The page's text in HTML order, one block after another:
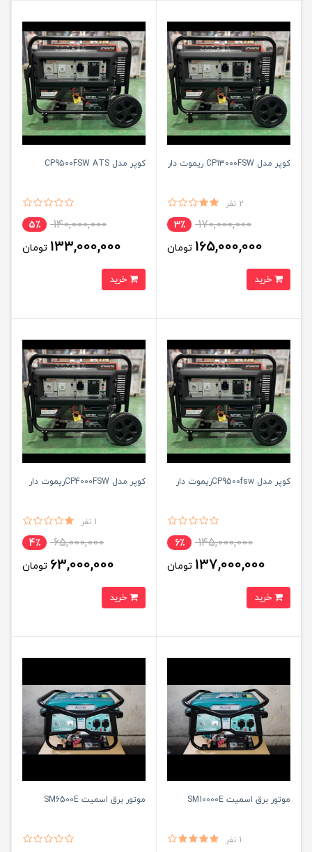
کوپر مدل CP13000FSW ریموت دار
2 نفر
170,000,000 3٪
165,000,000 تومان
کوپر مدل CP9500FSW ATS
140,000,000 5٪
133,000,000 تومان
کوپر مدل CP9500fswریموت دار
145,000,000 6٪
137,000,000 تومان
کوپر مدل CP4000FSWریموت دار
1 نفر
65,000,000 4٪
63,000,000 تومان
موتور برق اسمیت SM10000E
1 نفر
موتور برق اسمیت SM6500E